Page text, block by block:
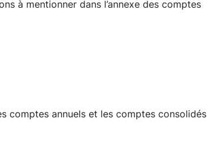
à mentionner dans l’annexe des comptes
comptes annuels et les comptes consolidés